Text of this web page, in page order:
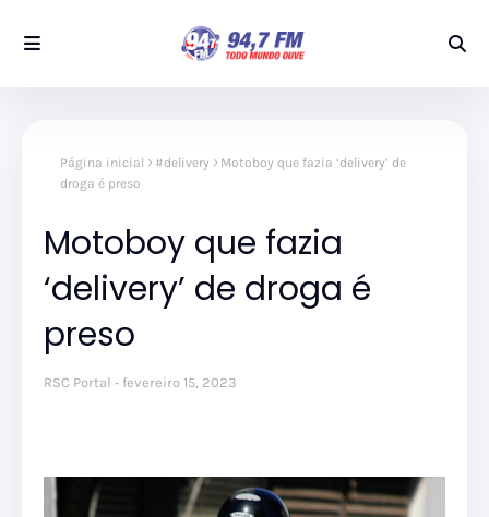
Página inicial #delivery
Motoboy que fazia ‘delivery’ de
droga é preso
Motoboy que fazia
‘delivery’ de droga é
preso
RSC Portal fevereiro 15, 2023